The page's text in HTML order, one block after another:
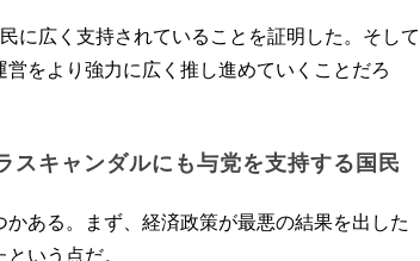
に広く支持されていることを証明した。そして
をより強力に広く推し進めていくことだろ
スキャンダルにも与党を支持する国民
ある。まず、経済政策が最悪の結果を出した
いう点だ。